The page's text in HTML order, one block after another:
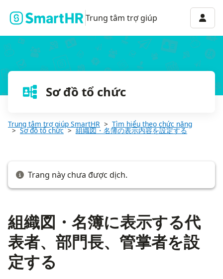
Trung tâm trợ giúp
Sơ đồ tổ chức
Trung tâm trợ giúp SmartHR Tìm hiểu theo chức năng
Sơ đồ tổ chức 組織図・名簿の表示内容を設定する
Trang này chưa được dịch.
組織図・名簿に表示する代
表者、部門長、管掌者を設
定する